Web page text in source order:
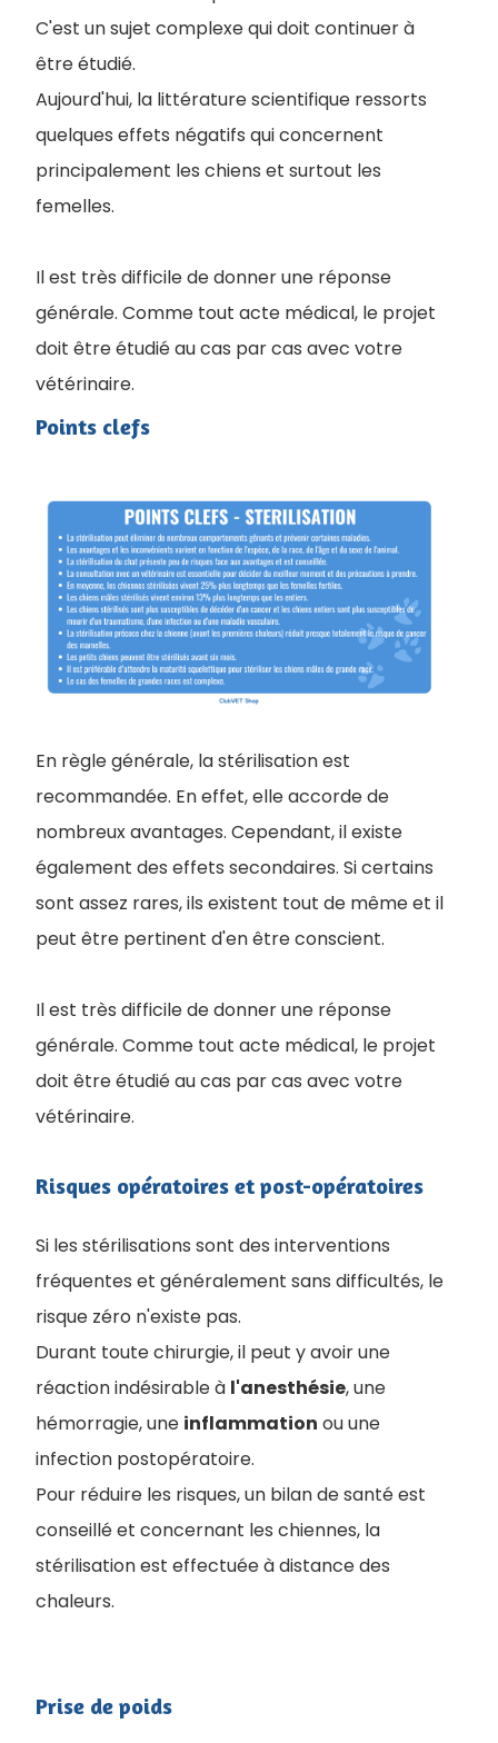
C'est un sujet complexe qui doit continuer à
être étudié.
Aujourd'hui, la littérature scientifique ressorts
quelques effets négatifs qui concernent
principalement les chiens et surtout les
femelles.
Il est très difficile de donner une réponse
générale. Comme tout acte médical, le projet
doit être étudié au cas par cas avec votre
vétérinaire.
Points clefs
En règle générale, la stérilisation est
recommandée. En effet, elle accorde de
nombreux avantages. Cependant, il existe
également des effets secondaires. Si certains
sont assez rares, ils existent tout de même et il
peut être pertinent d'en être conscient.
Il est très difficile de donner une réponse
générale. Comme tout acte médical, le projet
doit être étudié au cas par cas avec votre
vétérinaire.
Risques opératoires et post-opératoires
Si les stérilisations sont des interventions
fréquentes et généralement sans difficultés, le
risque zéro n'existe pas.
Durant toute chirurgie, il peut y avoir une
réaction indésirable à l'anesthésie, une
hémorragie, une inflammation ou une
infection postopératoire.
Pour réduire les risques, un bilan de santé est
conseillé et concernant les chiennes, la
stérilisation est effectuée à distance des
chaleurs.
Prise de poids